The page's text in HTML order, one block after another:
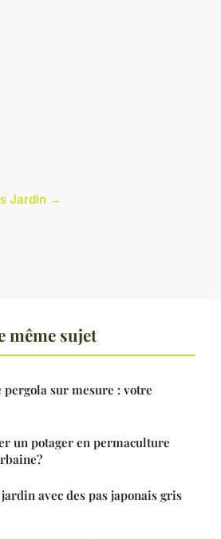
Jardin →
même sujet
pergola sur mesure : votre
un potager en permaculture
avec des pas japonais gris